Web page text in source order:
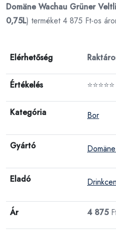
Domäne Wachau Grüner
0,75L) terméket 4 875 Ft-os
Elérhetőség
Értékelés ⭐⭐⭐⭐⭐
Kategória Bor
Gyártó
Eladó
Ár 4 875